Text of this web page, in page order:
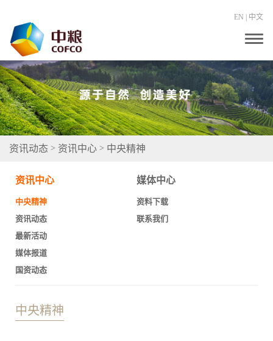
EN 中文
T
g
g
e
n
a
v
i
资讯动态 > 资讯中心 > 中央精神
资讯中心
中央精神
资讯动态
最新活动
媒体报道
国资动态
媒体中心
资料下载
联系我们
中央精神